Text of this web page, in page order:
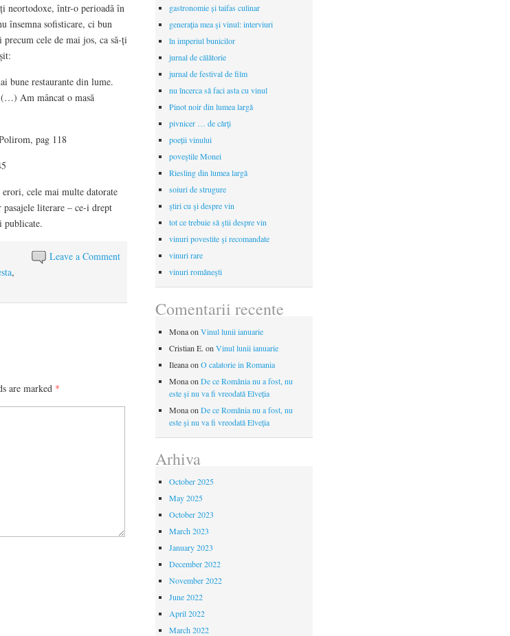
neortodoxe, într-o perioadă în
însemna sofisticare, ci bun
cele de mai jos, ca să-ți
bune restaurante din lume.
Am mâncat o masă
pag 118
cele mai multe datorate
literare – ce-i drept
publicate.
Leave a Comment
,
are marked *
gastronomie și taifas culinar
generaţia mea şi vinul: interviuri
în imperiul bunicilor
jurnal de călătorie
jurnal de festival de film
nu încerca să faci asta cu vinul
Pinot noir din lumea largă
pivnicer … de cărţi
poeții vinului
poveştile Monei
Riesling din lumea largă
soiuri de strugure
ştiri cu şi despre vin
tot ce trebuie să ştii despre vin
vinuri povestite şi recomandate
vinuri rare
vinuri româneşti
Comentarii recente
Monaon Vinul lunii ianuarie
Cristian E. on Vinul lunii ianuarie
Ileanaon O calatorie in Romania
Monaon De ce România nu a fost, nu
este și nu va fi vreodată Elveția
Monaon De ce România nu a fost, nu
este și nu va fi vreodată Elveția
Arhiva
October 2025
May 2025
October 2023
March 2023
January 2023
December 2022
November 2022
June 2022
April 2022
March 2022